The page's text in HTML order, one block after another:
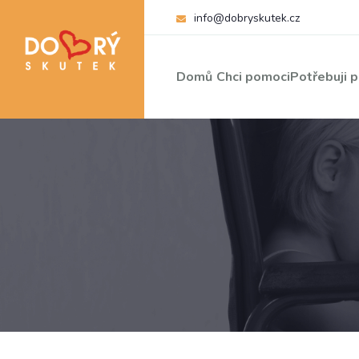
info@dobryskutek.cz
Domů Chci pomociPotřebuji